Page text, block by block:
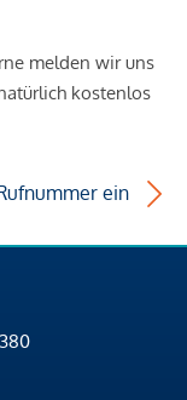
melden wir uns
kostenlos
ein